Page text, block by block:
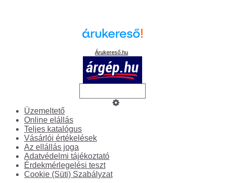
Árukereső.hu
Üzemeltető
Online elállás
Teljes katalógus
Vásárlói értékelések
Az ellállás joga
Adatvédelmi tájékoztató
Érdekmérlegelési teszt
Cookie (Süti) Szabályzat